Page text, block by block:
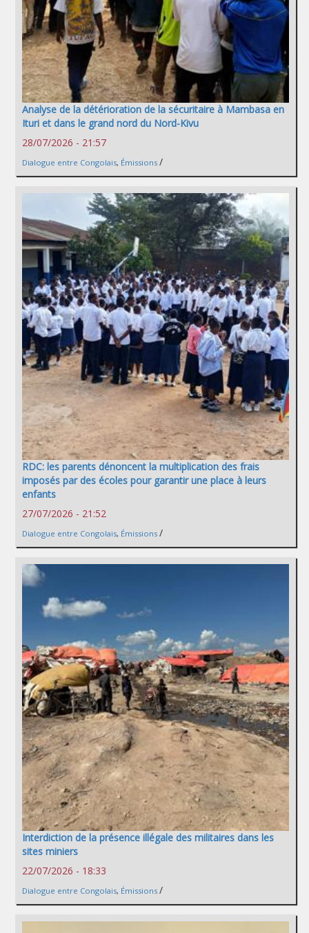
Analyse de la détérioration de la sécuritaire à Mambasa en
Ituri et dans le grand nord du Nord-Kivu
28/07/2026 - 21:57
Dialogue entre Congolais, Émissions /
RDC: les parents dénoncent la multiplication des frais
imposés par des écoles pour garantir une place à leurs
enfants
27/07/2026 - 21:52
Dialogue entre Congolais, Émissions /
Interdiction de la présence illégale des militaires dans les
sites miniers
22/07/2026 - 18:33
Dialogue entre Congolais, Émissions /